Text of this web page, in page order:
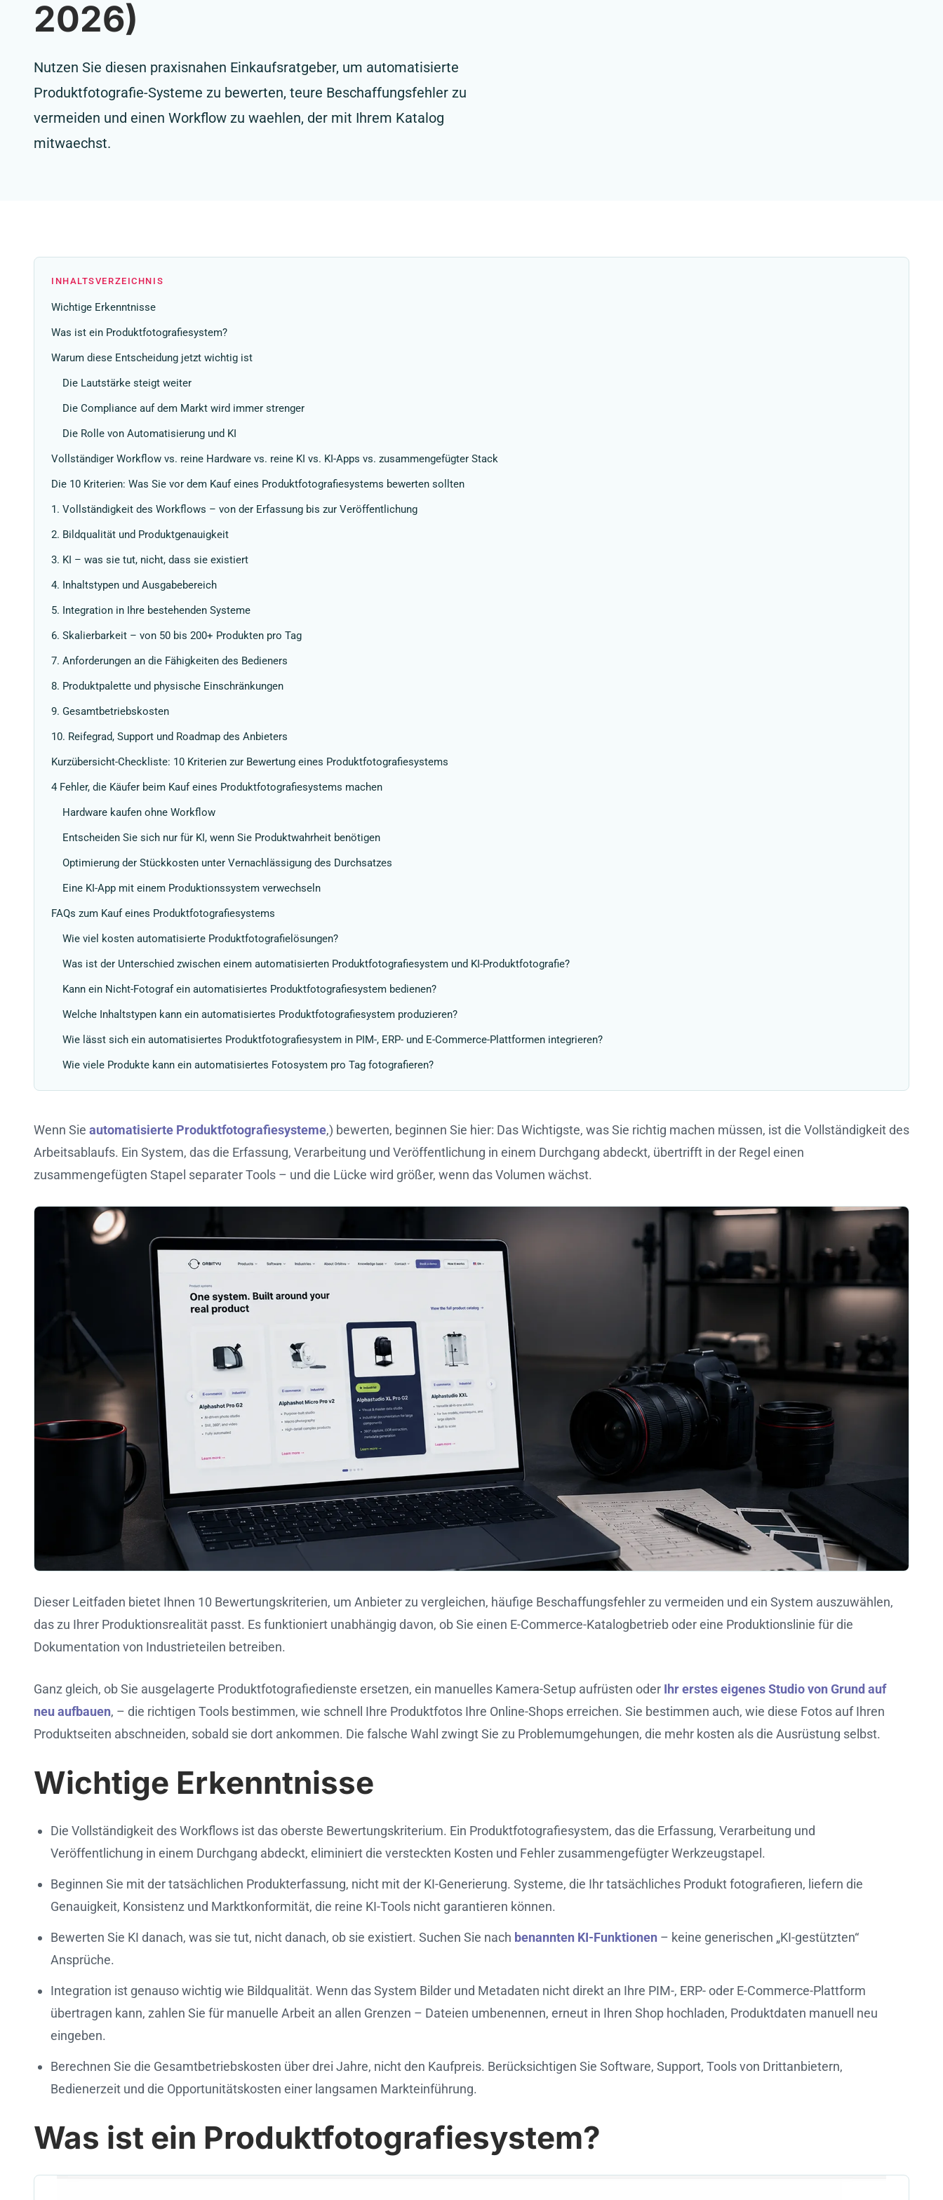
2026)
Nutzen Sie diesen praxisnahen Einkaufsratgeber, um automatisierte
Produktfotografie-Systeme zu bewerten, teure Beschaffungsfehler zu
vermeiden und einen Workflow zu waehlen, der mit Ihrem Katalog
mitwaechst.
INHALTSVERZEICHNIS
Wichtige Erkenntnisse
Was ist ein Produktfotografiesystem?
Warum diese Entscheidung jetzt wichtig ist
Die Lautstärke steigt weiter
Die Compliance auf dem Markt wird immer strenger
Die Rolle von Automatisierung und KI
Vollständiger Workflow vs. reine Hardware vs. reine KI vs. KI-Apps vs. zusammengefügter Stack
Die 10 Kriterien: Was Sie vor dem Kauf eines Produktfotografiesystems bewerten sollten
1. Vollständigkeit des Workflows – von der Erfassung bis zur Veröffentlichung
2. Bildqualität und Produktgenauigkeit
3. KI – was sie tut, nicht, dass sie existiert
4. Inhaltstypen und Ausgabebereich
5. Integration in Ihre bestehenden Systeme
6. Skalierbarkeit – von 50 bis 200+ Produkten pro Tag
7. Anforderungen an die Fähigkeiten des Bedieners
8. Produktpalette und physische Einschränkungen
9. Gesamtbetriebskosten
10. Reifegrad, Support und Roadmap des Anbieters
Kurzübersicht-Checkliste: 10 Kriterien zur Bewertung eines Produktfotografiesystems
4 Fehler, die Käufer beim Kauf eines Produktfotografiesystems machen
Hardware kaufen ohne Workflow
Entscheiden Sie sich nur für KI, wenn Sie Produktwahrheit benötigen
Optimierung der Stückkosten unter Vernachlässigung des Durchsatzes
Eine KI-App mit einem Produktionssystem verwechseln
FAQs zum Kauf eines Produktfotografiesystems
Wie viel kosten automatisierte Produktfotografielösungen?
Was ist der Unterschied zwischen einem automatisierten Produktfotografiesystem und KI-Produktfotografie?
Kann ein Nicht-Fotograf ein automatisiertes Produktfotografiesystem bedienen?
Welche Inhaltstypen kann ein automatisiertes Produktfotografiesystem produzieren?
Wie lässt sich ein automatisiertes Produktfotografiesystem in PIM-, ERP- und E-Commerce-Plattformen integrieren?
Wie viele Produkte kann ein automatisiertes Fotosystem pro Tag fotografieren?
Wenn Sie automatisierte Produktfotografiesysteme,) bewerten, beginnen Sie hier: Das Wichtigste, was Sie richtig machen müssen, ist die Vollständigkeit des
Arbeitsablaufs. Ein System, das die Erfassung, Verarbeitung und Veröffentlichung in einem Durchgang abdeckt, übertrifft in der Regel einen
zusammengefügten Stapel separater Tools – und die Lücke wird größer, wenn das Volumen wächst.
Dieser Leitfaden bietet Ihnen 10 Bewertungskriterien, um Anbieter zu vergleichen, häufige Beschaffungsfehler zu vermeiden und ein System auszuwählen,
das zu Ihrer Produktionsrealität passt. Es funktioniert unabhängig davon, ob Sie einen E-Commerce-Katalogbetrieb oder eine Produktionslinie für die
Dokumentation von Industrieteilen betreiben.
Ganz gleich, ob Sie ausgelagerte Produktfotografiedienste ersetzen, ein manuelles Kamera-Setup aufrüsten oder Ihr erstes eigenes Studio von Grund auf
neu aufbauen, – die richtigen Tools bestimmen, wie schnell Ihre Produktfotos Ihre Online-Shops erreichen. Sie bestimmen auch, wie diese Fotos auf Ihren
Produktseiten abschneiden, sobald sie dort ankommen. Die falsche Wahl zwingt Sie zu Problemumgehungen, die mehr kosten als die Ausrüstung selbst.
Wichtige Erkenntnisse
Die Vollständigkeit des Workflows ist das oberste Bewertungskriterium. Ein Produktfotografiesystem, das die Erfassung, Verarbeitung und
Veröffentlichung in einem Durchgang abdeckt, eliminiert die versteckten Kosten und Fehler zusammengefügter Werkzeugstapel.
Beginnen Sie mit der tatsächlichen Produkterfassung, nicht mit der KI-Generierung. Systeme, die Ihr tatsächliches Produkt fotografieren, liefern die
Genauigkeit, Konsistenz und Marktkonformität, die reine KI-Tools nicht garantieren können.
Bewerten Sie KI danach, was sie tut, nicht danach, ob sie existiert. Suchen Sie nach benannten KI-Funktionen – keine generischen „KI-gestützten“
Ansprüche.
Integration ist genauso wichtig wie Bildqualität. Wenn das System Bilder und Metadaten nicht direkt an Ihre PIM-, ERP- oder E-Commerce-Plattform
übertragen kann, zahlen Sie für manuelle Arbeit an allen Grenzen – Dateien umbenennen, erneut in Ihren Shop hochladen, Produktdaten manuell neu
eingeben.
Berechnen Sie die Gesamtbetriebskosten über drei Jahre, nicht den Kaufpreis. Berücksichtigen Sie Software, Support, Tools von Drittanbietern,
Bedienerzeit und die Opportunitätskosten einer langsamen Markteinführung.
Was ist ein Produktfotografiesystem?